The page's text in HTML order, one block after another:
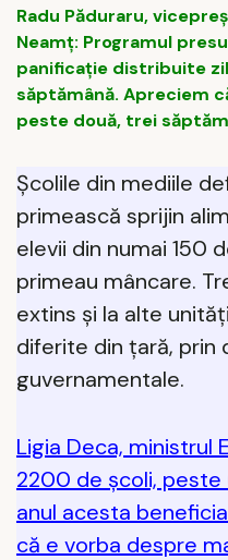
Radu Păduraru,
Neamţ: Programul
panificație distribuite
săptămână. Apreciem
peste două, trei
Școlile din mediile
primească sprijin
elevii din numai 150
primeau mâncare.
extins și la alte
diferite din țară, prin
guvernamentale.
Ligia Deca, ministrul
2200 de școli,
anul acesta
că e vorba despre